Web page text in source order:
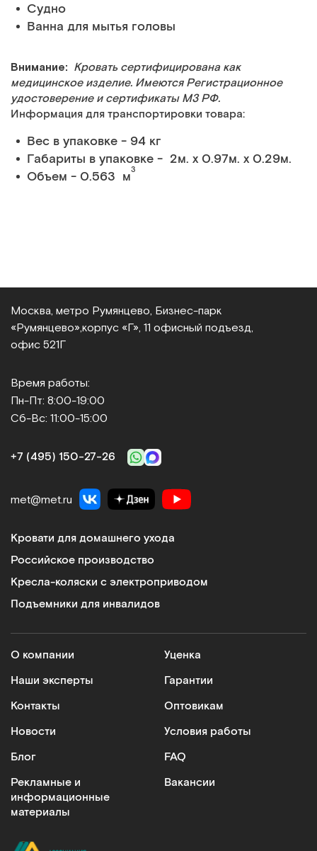
Судно
Ванна для мытья головы
Внимание: Кровать сертифицирована как
медицинское изделие. Имеются Регистрационное
удостоверение и сертификаты МЗ РФ.
Информация для транспортировки товара:
Вес в упаковке - 94 кг
Габариты в упаковке - 2м. x 0.97м. x 0.29м.
Объем - 0.563 м3
Москва, метро Румянцево, Бизнес‑парк
«Румянцево», корпус «Г», 11 офисный подъезд,
офис 521Г
Время работы:
Пн-Пт: 8:00-19:00
Сб-Вс: 11:00-15:00
+7 (495) 150‑27‑26
met@met.ru
Кровати для домашнего ухода
Российское производство
Кресла-коляски с электроприводом
Подъемники для инвалидов
О компании
Наши эксперты
Контакты
Новости
Блог
Рекламные и
информационные
материалы
Уценка
Гарантии
Оптовикам
Условия работы
FAQ
Вакансии